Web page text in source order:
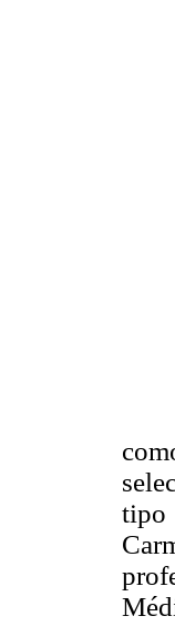
tipo